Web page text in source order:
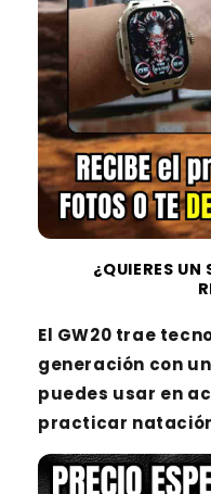
¿QUIERES
El GW20 trae
generación con
puedes usar en
practicar